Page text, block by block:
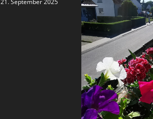
21. September 2025